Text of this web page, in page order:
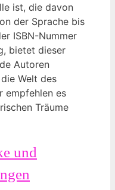
ist, die davon
der Sprache bis
ISBN-Nummer
bietet dieser
Autoren
Welt des
empfehlen es
Träume
und